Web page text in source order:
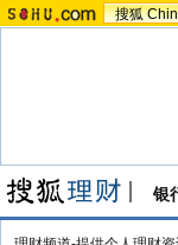
搜狐
银